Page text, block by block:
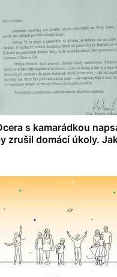
s kamarádkou
zrušil domácí úkoly.